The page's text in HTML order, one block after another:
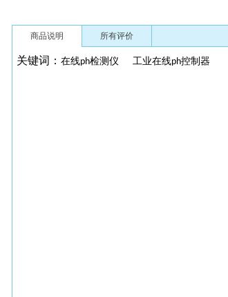
商品说明 所有评价
关键词： 在线ph检测仪 工业在线ph控制器